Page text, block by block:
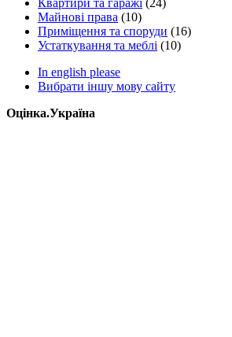
Квартири та гаражі (24)
Майнові права (10)
Приміщення та споруди (16)
Устаткування та меблі (10)
In english please
Вибрати іншу мову сайту
Оцінка.Україна